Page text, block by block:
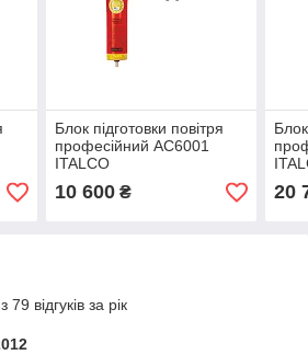
Блок підготовки повітря
професійний AC6001
ITALCO
10 600₴ 20
відгуків за рік